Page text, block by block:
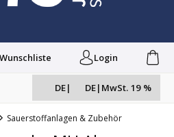
Wunschliste Login
DE| DE| MwSt. 19 %
Sauerstoffanlagen & Zubehör